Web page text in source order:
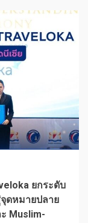
ยกระดับ
ดหมายปลาย
Muslim-